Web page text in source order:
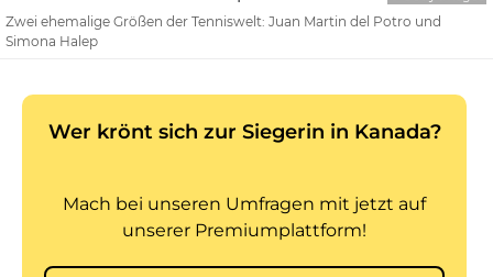
Zwei ehemalige Größen der Tenniswelt: Juan Martin del Potro und
Simona Halep